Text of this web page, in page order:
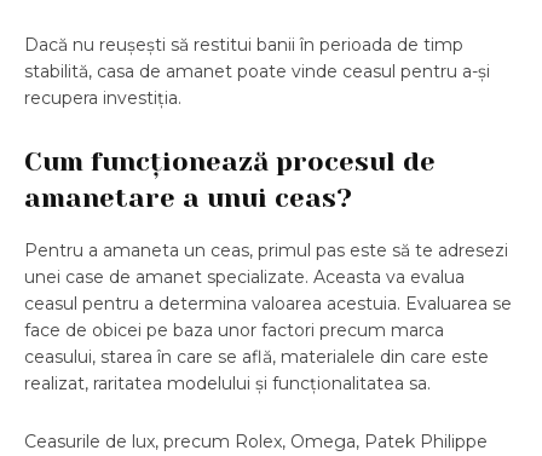
Dacă nu reușești să restitui banii în perioada de timp
stabilită, casa de amanet poate vinde ceasul pentru a-și
recupera investiția.
Cum funcționează procesul de
amanetare a unui ceas?
Pentru a amaneta un ceas, primul pas este să te adresezi
unei case de amanet specializate. Aceasta va evalua
ceasul pentru a determina valoarea acestuia. Evaluarea se
face de obicei pe baza unor factori precum marca
ceasului, starea în care se află, materialele din care este
realizat, raritatea modelului și funcționalitatea sa.
Ceasurile de lux, precum Rolex, Omega, Patek Philippe